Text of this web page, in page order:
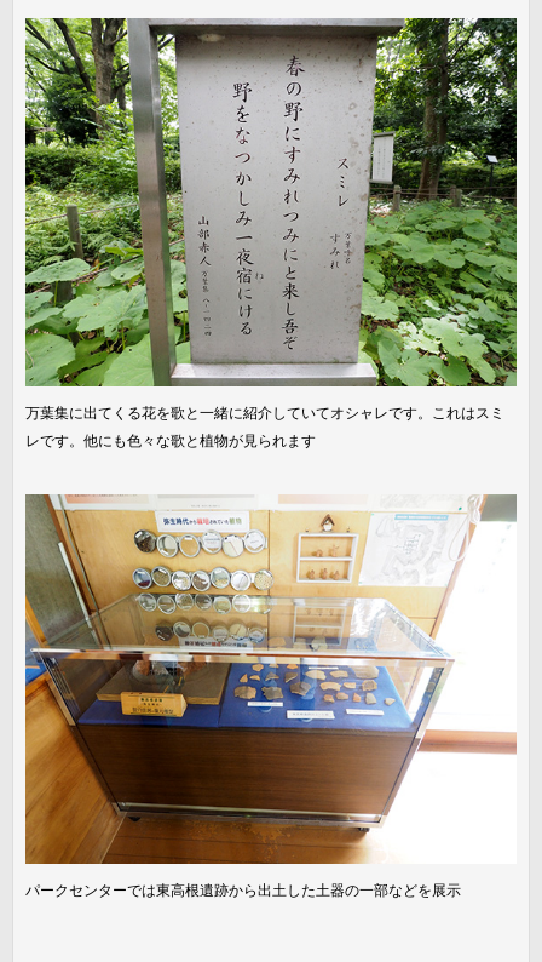
万葉集に出てくる花を歌と一緒に紹介していてオシャレです。これはスミ
レです。他にも色々な歌と植物が見られます
パークセンターでは東高根遺跡から出土した土器の一部などを展示